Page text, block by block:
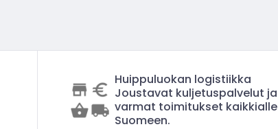
Huippuluokan logistiikka
Joustavat kuljetuspalvelut ja
varmat toimitukset kaikkialle
Suomeen.